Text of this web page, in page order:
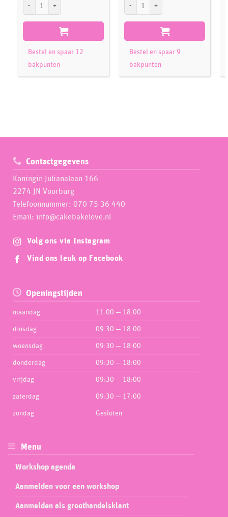
Bestel en spaar 12
bakpunten
Bestel en spaar 9
bakpunten
Contactgegevens
Koningin Julianalaan 166
2274 JN Voorburg
Telefoonnummer: 070 75 36 440
Email: info@cakebakelove.nl
Volg ons via Instagram
Vind ons leuk op Facebook
Openingstijden
maandag 11:00 — 18:00
dinsdag 09:30 — 18:00
woensdag 09:30 — 18:00
donderdag 09:30 — 18:00
vrijdag 09:30 — 18:00
zaterdag 09:30 — 17:00
zondag Gesloten
Menu
Workshop agenda
Aanmelden voor een workshop
Aanmelden als groothandelsklant